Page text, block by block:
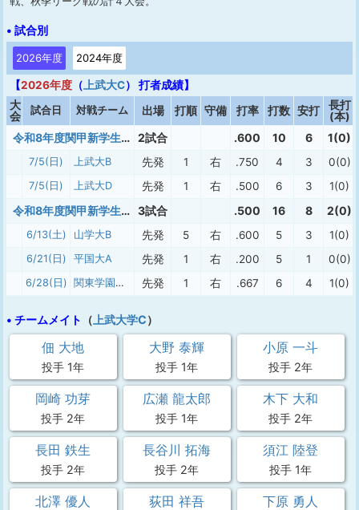
• 試合別
2026年度 2024年度
【2026年度 （ 上武大C） 打者成績】
大
会
試合日 対戦チーム 出場 打順 守備 打率 打数 安打
長打
(本)
令和8年度関甲新学生野球連盟新人戦 決勝トーナメント 2試合 .600 10 6 1(0)
7/5(日) 上武大B 先発 1 右 .750 4 3 0(0)
7/5(日) 上武大D 先発 1 右 .500 6 3 1(0)
令和8年度関甲新学生野球連盟 新人戦 3試合 .500 16 8 2(0)
6/13(土) 山学大B 先発 5 右 .600 5 3 1(0)
6/21(日) 平国大A 先発 1 右 .200 5 1 0(0)
6/28(日) 関東学園大学B 先発 1 右 .667 6 4 1(0)
• チームメイト （ 上武大学C）
佃 大地
投手 1年
大野 泰輝
投手 1年
小原 一斗
投手 2年
岡崎 功芽
投手 2年
広瀬 龍太郎
投手 1年
木下 大和
投手 2年
長田 鉄生
投手 2年
長谷川 拓海
投手 2年
須江 陸登
投手 1年
北澤 優人 荻田 祥吾 下原 勇人